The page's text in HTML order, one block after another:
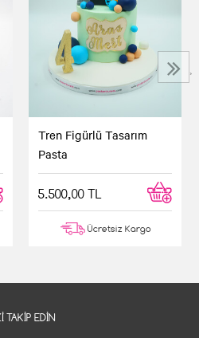
Tren Figürlü Tasarım
Pasta
5.500,00 TL
Ücretsiz Kargo
›
TAKIP EDIN